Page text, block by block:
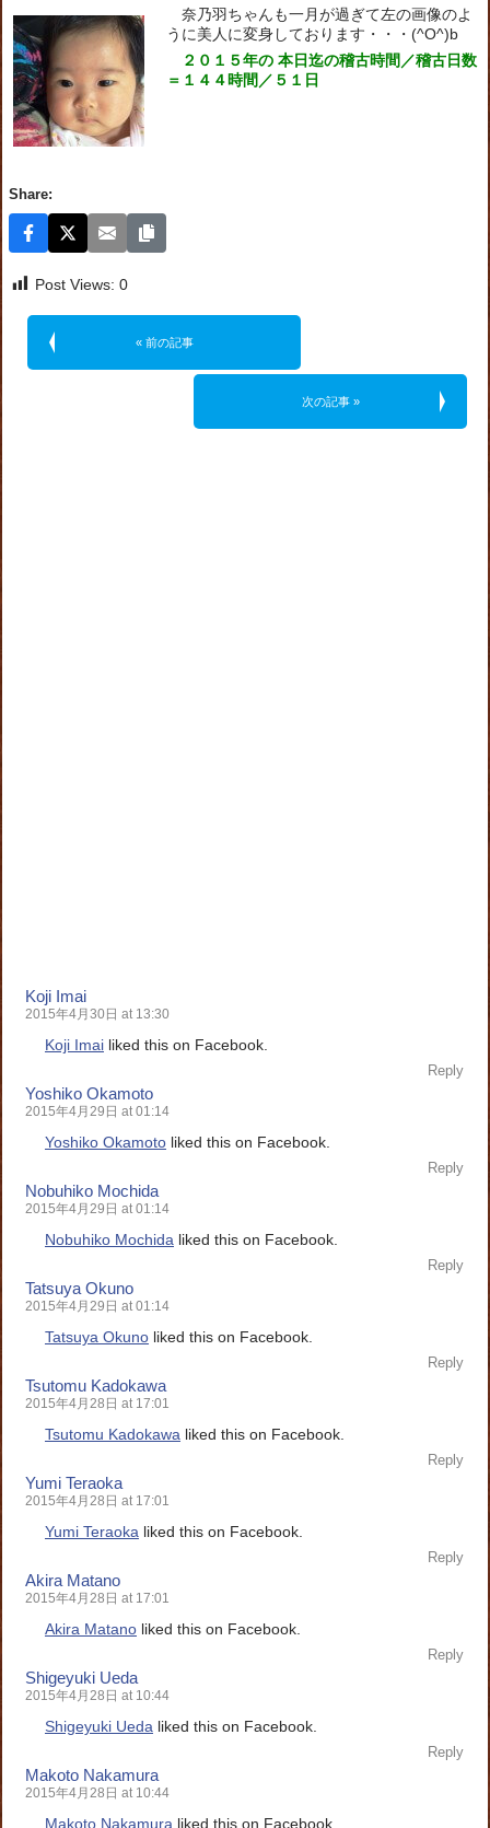
奈乃羽ちゃんも一月が過ぎて左の画像のよ
うに美人に変身しております・・・(^O^)b
２０１５年の 本日迄の稽古時間／稽古日数
＝１４４時間／５１日
Share:
Post Views: 0
« 前の記事
次の記事 »
Koji Imai
2015年4月30日 at 13:30
Koji Imai liked this on Facebook.
Reply
Yoshiko Okamoto
2015年4月29日 at 01:14
Yoshiko Okamoto liked this on Facebook.
Reply
Nobuhiko Mochida
2015年4月29日 at 01:14
Nobuhiko Mochida liked this on Facebook.
Reply
Tatsuya Okuno
2015年4月29日 at 01:14
Tatsuya Okuno liked this on Facebook.
Reply
Tsutomu Kadokawa
2015年4月28日 at 17:01
Tsutomu Kadokawa liked this on Facebook.
Reply
Yumi Teraoka
2015年4月28日 at 17:01
Yumi Teraoka liked this on Facebook.
Reply
Akira Matano
2015年4月28日 at 17:01
Akira Matano liked this on Facebook.
Reply
Shigeyuki Ueda
2015年4月28日 at 10:44
Shigeyuki Ueda liked this on Facebook.
Reply
Makoto Nakamura
2015年4月28日 at 10:44
Makoto Nakamura liked this on Facebook.